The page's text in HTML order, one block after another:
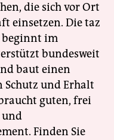
die sich vor Ort
einsetzen. Die taz
beginnt im
bundesweit
baut einen
Schutz und Erhalt
guten, frei
und
Finden Sie